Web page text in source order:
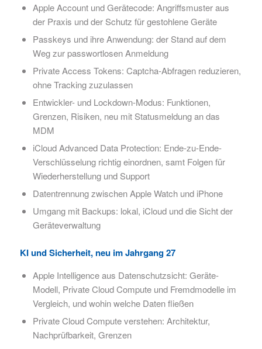
Apple Account und Gerätecode: Angriffsmuster aus
der Praxis und der Schutz für gestohlene Geräte
Passkeys und ihre Anwendung: der Stand auf dem
Weg zur passwortlosen Anmeldung
Private Access Tokens: Captcha-Abfragen reduzieren,
ohne Tracking zuzulassen
Entwickler- und Lockdown-Modus: Funktionen,
Grenzen, Risiken, neu mit Statusmeldung an das
MDM
iCloud Advanced Data Protection: Ende-zu-Ende-
Verschlüsselung richtig einordnen, samt Folgen für
Wiederherstellung und Support
Datentrennung zwischen Apple Watch und iPhone
Umgang mit Backups: lokal, iCloud und die Sicht der
Geräteverwaltung
KI und Sicherheit, neu im Jahrgang 27
Apple Intelligence aus Datenschutzsicht: Geräte-
Modell, Private Cloud Compute und Fremdmodelle im
Vergleich, und wohin welche Daten fließen
Private Cloud Compute verstehen: Architektur,
Nachprüfbarkeit, Grenzen